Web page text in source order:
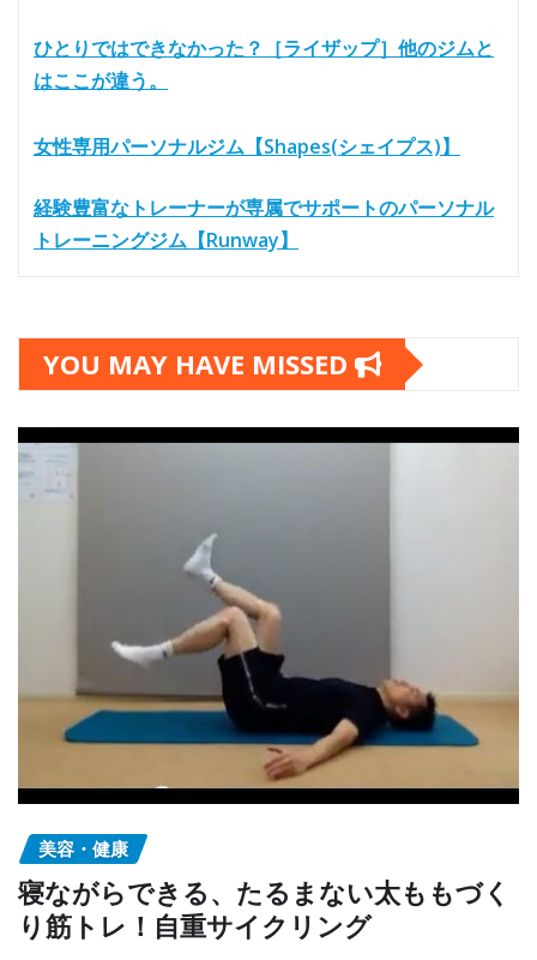
ひとりではできなかった？［ライザップ］他のジムと
はここが違う。
女性専用パーソナルジム【Shapes(シェイプス)】
経験豊富なトレーナーが専属でサポートのパーソナル
トレーニングジム【Runway】
YOU MAY HAVE MISSED
美容・健康
寝ながらできる、たるまない太ももづく
り筋トレ！自重サイクリング